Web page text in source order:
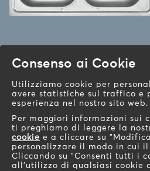
Vega Combi incasso
2 vasche + gocciolatoio con
SCOPRI IL PRODOTTO
Consenso ai Cookie
Utilizziamo cookie per
avere statistiche sul traffico e
esperienza nel nostro sito web.
Per maggiori informazioni sui
ti preghiamo di leggere la
cookie e a cliccare su
personalizzare il modo in cui
Cliccando su "Consenti tutti i
all'utilizzo di qualsiasi cookie